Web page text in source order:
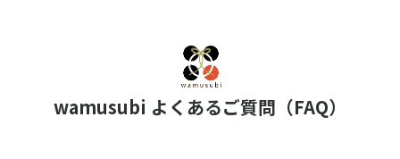
wamusubi よくあるご質問（FAQ）